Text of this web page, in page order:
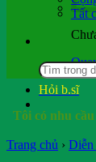
Hỏi b.sĩ
Tất
Tìm:
Tôi có nhu
Trang chủ › Diễn